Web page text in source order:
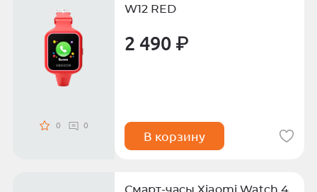
0 0
W12 RED
2 490 ₽
В корзину
Смарт-часы Xiaomi Watch 4